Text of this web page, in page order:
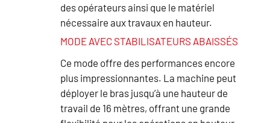
des opérateurs ainsi que le matériel
nécessaire aux travaux en hauteur.
MODE AVEC STABILISATEURS ABAISSÉS
Ce mode offre des performances encore
plus impressionnantes. La machine peut
déployer le bras jusqu’à une hauteur de
travail de 16 mètres, offrant une grande